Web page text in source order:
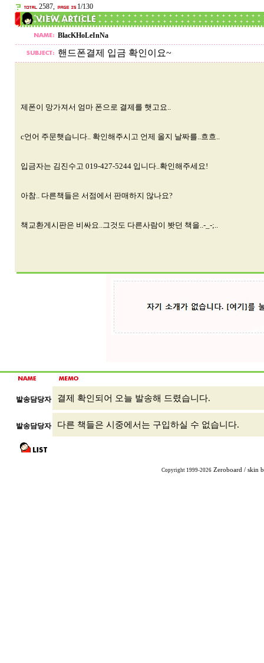
2587, 1/130
BlacKHoLeInNa
핸드폰결제 입금 확인이요~
제폰이 망가져서 엄마 폰으로 결제를 햇고요..
c언어 주문햇습니다.. 확인해주시고 언제 올지 날짜를..흐흐..
입금자는 김진수고 019-427-5244 입니다..확인해주세요!
아참.. 다른책들은 서점에서 판매하지 않나요?
책교환게시판은 비싸요..그것도 다른사람이 봣던 책을..-_-;..
발송담당자 결제 확인되어 오늘 발송해 드렸습니다.
발송담당자 다른 책들은 시중에서는 구입하실 수 없습니다.
Copyright 1999-2026 Zeroboard / skin